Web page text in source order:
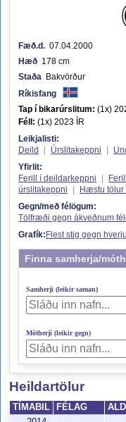
Fæð.d. 07.04.2000
Hæð 178 cm
Staða Bakvörður
Ríkisfang
Tap í bikarúrslitum: (1x)
Féll: (1x) 2023 ÍR
Leikjalisti:
Deild
Úrslitakeppni
Yfirlit:
Ferill í deildarkeppni
úrslitakeppni
Hæstu tölur
Gegn/með félögum:
Tölfræði gegn ákveðnum
Grafík: Flest stig gegn
Finna samherja/
Samherji (leikir saman)
Mótherji (leikir gegn)
Heildartölur
TÍMABIL FÉLAG ALD